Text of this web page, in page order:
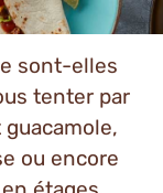
sont-elles
tenter par
ou encore